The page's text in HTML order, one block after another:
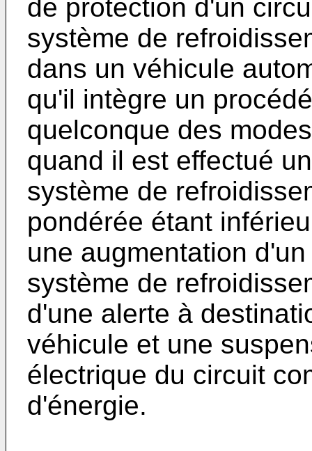
de protection d'un
système de
dans un véhicule
qu'il intègre un
quelconque des
quand il est effectué
système de
pondérée étant
une augmentation
système de
d'une alerte à
véhicule et une
électrique du circuit
d'énergie.